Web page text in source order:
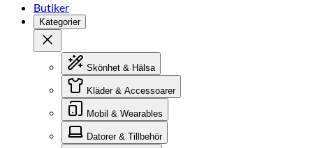
Butiker
Kategorier
Stäng
Skönhet & Hälsa
Kläder & Accessoarer
Mobil & Wearables
Datorer & Tillbehör